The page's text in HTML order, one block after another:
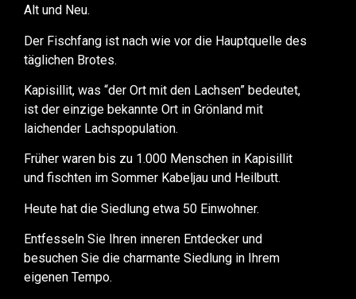
Alt und Neu.
Der Fischfang ist nach wie vor die Hauptquelle des
täglichen Brotes.
Kapisillit, was “der Ort mit den Lachsen” bedeutet,
ist der einzige bekannte Ort in Grönland mit
laichender Lachspopulation.
Früher waren bis zu 1.000 Menschen in Kapisillit
und fischten im Sommer Kabeljau und Heilbutt.
Heute hat die Siedlung etwa 50 Einwohner.
Entfesseln Sie Ihren inneren Entdecker und
besuchen Sie die charmante Siedlung in Ihrem
eigenen Tempo.